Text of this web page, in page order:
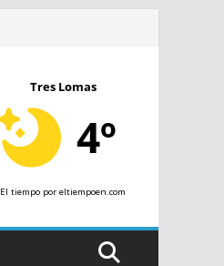
Tres Lomas
4º
El tiempo por eltiempoen.com